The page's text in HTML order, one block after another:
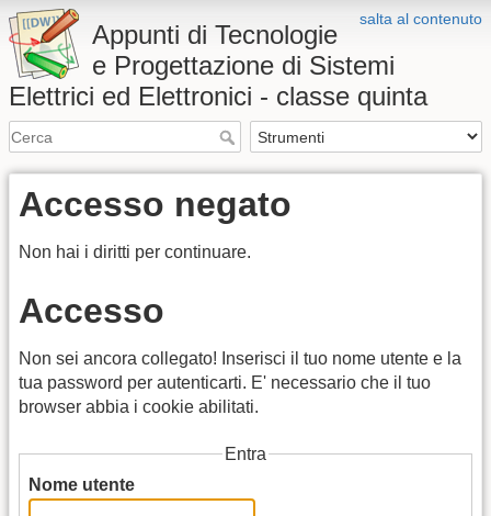
salta al contenuto
Appunti di Tecnologie
e Progettazione di Sistemi
Elettrici ed Elettronici - classe quinta
Accesso negato
Non hai i diritti per continuare.
Accesso
Non sei ancora collegato! Inserisci il tuo nome utente e la
tua password per autenticarti. E' necessario che il tuo
browser abbia i cookie abilitati.
Entra
Nome utente